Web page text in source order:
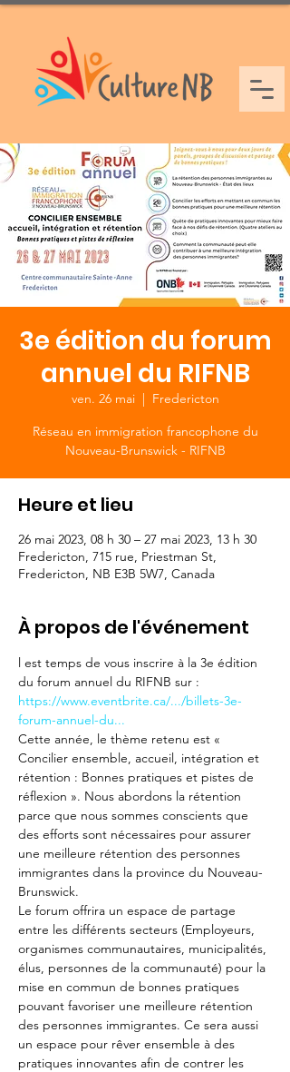
3e édition du forum
annuel du RIFNB
ven. 26 mai
  |
Fredericton
Réseau en immigration francophone du
Nouveau-Brunswick - RIFNB
Heure et lieu
26 mai 2023, 08 h 30 – 27 mai 2023, 13 h 30
Fredericton, 715 rue, Priestman St,
Fredericton, NB E3B 5W7, Canada
À propos de l'événement
l est temps de vous inscrire à la 3e édition
du forum annuel du RIFNB sur :
https://www.eventbrite.ca/.../billets-3e-
forum-annuel-du...
Cette année, le thème retenu est «
Concilier ensemble, accueil, intégration et
rétention : Bonnes pratiques et pistes de
réflexion ». Nous abordons la rétention
parce que nous sommes conscients que
des efforts sont nécessaires pour assurer
une meilleure rétention des personnes
immigrantes dans la province du Nouveau-
Brunswick.
Le forum offrira un espace de partage
entre les différents secteurs (Employeurs,
organismes communautaires, municipalités,
élus, personnes de la communauté) pour la
mise en commun de bonnes pratiques
pouvant favoriser une meilleure rétention
des personnes immigrantes. Ce sera aussi
un espace pour rêver ensemble à des
pratiques innovantes afin de contrer les